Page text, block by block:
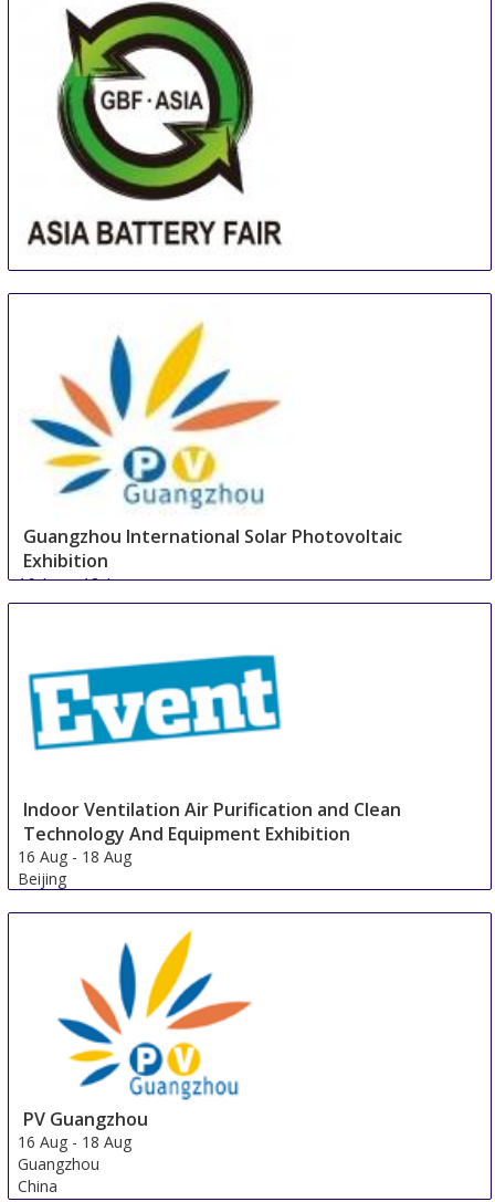
Guangzhou International Solar Photovoltaic
Exhibition
16 Aug-18 Aug
Guangzhou area
Indoor Ventilation Air Purification and Clean
Technology And Equipment Exhibition
16 Aug - 18 Aug
Beijing
PV Guangzhou
16 Aug - 18 Aug
Guangzhou
China